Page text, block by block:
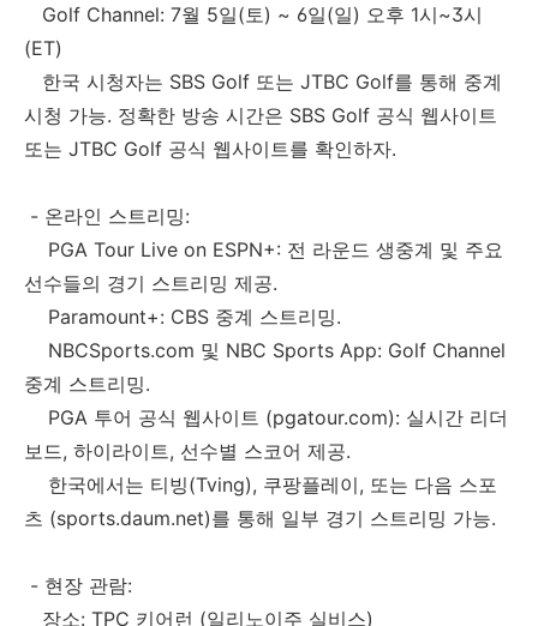
Golf Channel: 7월 5일(토) ~ 6일(일) 오후 1시~3시
(ET)
한국 시청자는 SBS Golf 또는 JTBC Golf를 통해 중계
시청 가능. 정확한 방송 시간은 SBS Golf 공식 웹사이트
또는 JTBC Golf 공식 웹사이트를 확인하자.
- 온라인 스트리밍:
PGA Tour Live on ESPN+: 전 라운드 생중계 및 주요
선수들의 경기 스트리밍 제공.
Paramount+: CBS 중계 스트리밍.
NBCSports.com 및 NBC Sports App: Golf Channel
중계 스트리밍.
PGA 투어 공식 웹사이트 (pgatour.com): 실시간 리더
보드, 하이라이트, 선수별 스코어 제공.
한국에서는 티빙(Tving), 쿠팡플레이, 또는 다음 스포
츠 (sports.daum.net)를 통해 일부 경기 스트리밍 가능.
- 현장 관람:
장소: TPC 키어런 (일리노이주 실비스)